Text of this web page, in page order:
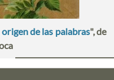
origen de las palabras", de